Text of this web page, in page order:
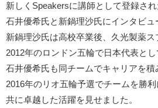
新しくSpeakersに講師として登録され
石井優希氏と新鍋理沙氏にインタビュ
新鍋理沙氏は高校卒業後、久光製薬ス
2012年のロンドン五輪で日本代表とし
石井優希氏も同チームでキャリアを積
2016年のリオ五輪予選でチームを勝利
共に卓越した活躍を見せました。